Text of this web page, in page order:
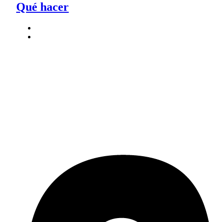
Qué hacer